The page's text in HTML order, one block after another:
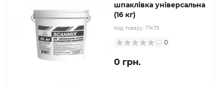
шпаклівка універсальна
(16 кг)
Код товару: 17479
0
0 грн.